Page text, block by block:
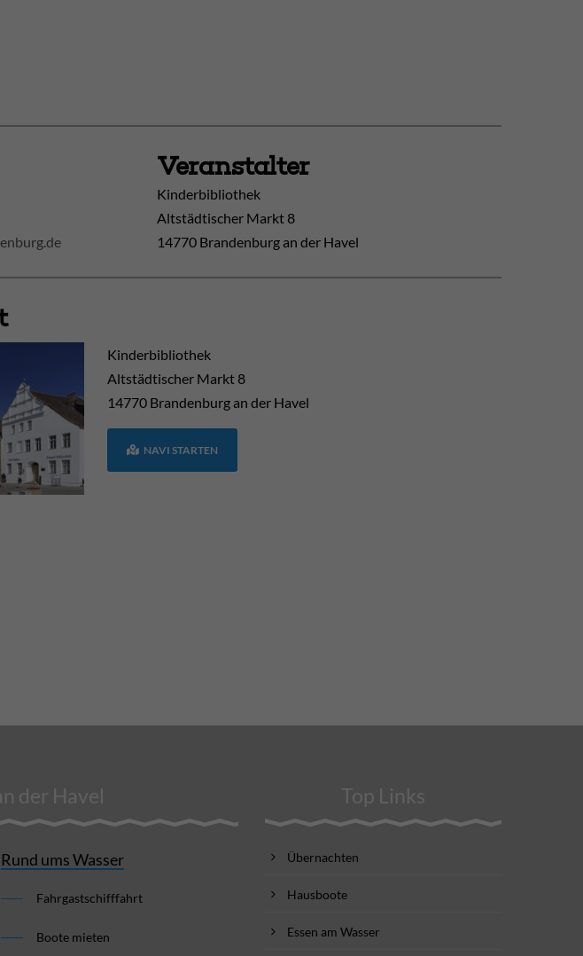
Veranstalter
Kinderbibliothek
Altstädtischer Markt 8
14770 Brandenburg an der Havel
Kinderbibliothek
Altstädtischer Markt 8
14770 Brandenburg an der Havel
NAVI STARTEN
der Havel
Rund ums Wasser
Fahrgastschifffahrt
Boote mieten
Top Links
Übernachten
Hausboote
Essen am Wasser